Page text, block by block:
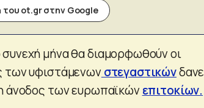
ot.gr στην Google
μήνα θα διαμορφωθούν οι
των υφιστάμενων στεγαστικών
άνοδος των ευρωπαϊκών επιτοκίων.